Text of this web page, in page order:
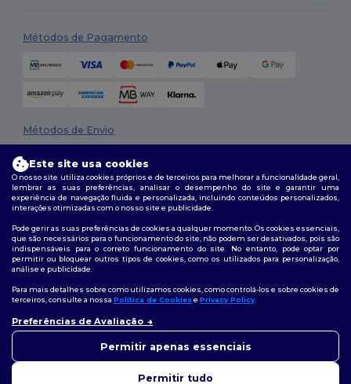
Métodos de Pagamento
Métodos de Envio
2026. Todos os direitos reservados
Termos e Condições|Política de personalização
|Política de cookies|Mapa do Site
Siga-nos
Este site usa cookies
O nosso site utiliza cookies próprios e de terceiros para melhorar a funcionalidade geral,
lembrar as suas preferências, analisar o desempenho do site e garantir uma
experiência de navegação fluida e personalizada, incluindo conteúdos personalizados,
interações otimizadas com o nosso site e publicidade.
Pode gerir as suas preferências de cookies a qualquer momento. Os cookies essenciais,
que são necessários para o funcionamento do site, não podem ser desativados, pois são
indispensáveis para o correto funcionamento do site. No entanto, pode optar por
permitir ou bloquear outros tipos de cookies, como os utilizados para personalização,
análise e publicidade.
Para mais detalhes sobre como utilizamos cookies, como controlá-los e sobre cookies de
terceiros, consulte a nossa Política de Cookiese Privacy Policy.
Preferências de Avaliação
Permitir apenas essenciais
Permitir tudo
questão, pode contactar-nos a
chatbot está aqui para ajudar.